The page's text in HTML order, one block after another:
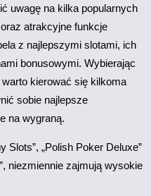
uwagę na kilka popularnych
atrakcyjne funkcje
z najlepszymi slotami, ich
bonusowymi. Wybierając
kierować się kilkoma
sobie najlepsze
na wygraną.
Slots”, „Polish Poker Deluxe”
niezmiennie zajmują wysokie